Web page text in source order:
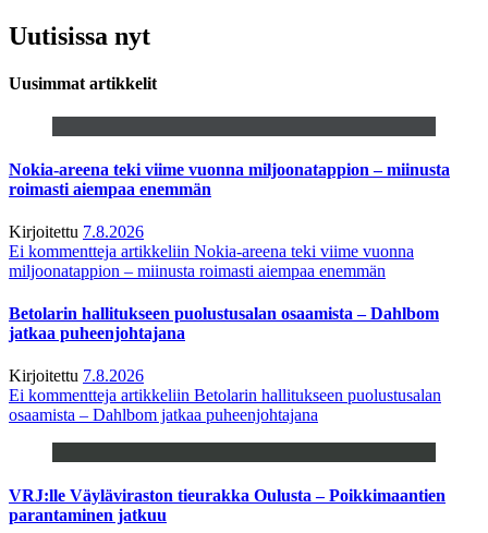
Uutisissa nyt
Uusimmat artikkelit
Nokia-areena teki viime vuonna miljoonatappion – miinusta
roimasti aiempaa enemmän
Kirjoitettu 7.8.2026
Ei kommentteja artikkeliin Nokia-areena teki viime vuonna
miljoonatappion – miinusta roimasti aiempaa enemmän
Betolarin hallitukseen puolustusalan osaamista – Dahlbom
jatkaa puheenjohtajana
Kirjoitettu 7.8.2026
Ei kommentteja artikkeliin Betolarin hallitukseen puolustusalan
osaamista – Dahlbom jatkaa puheenjohtajana
VRJ:lle Väyläviraston tieurakka Oulusta – Poikkimaantien
parantaminen jatkuu